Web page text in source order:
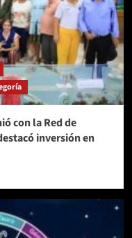
con la Red de
inversión en